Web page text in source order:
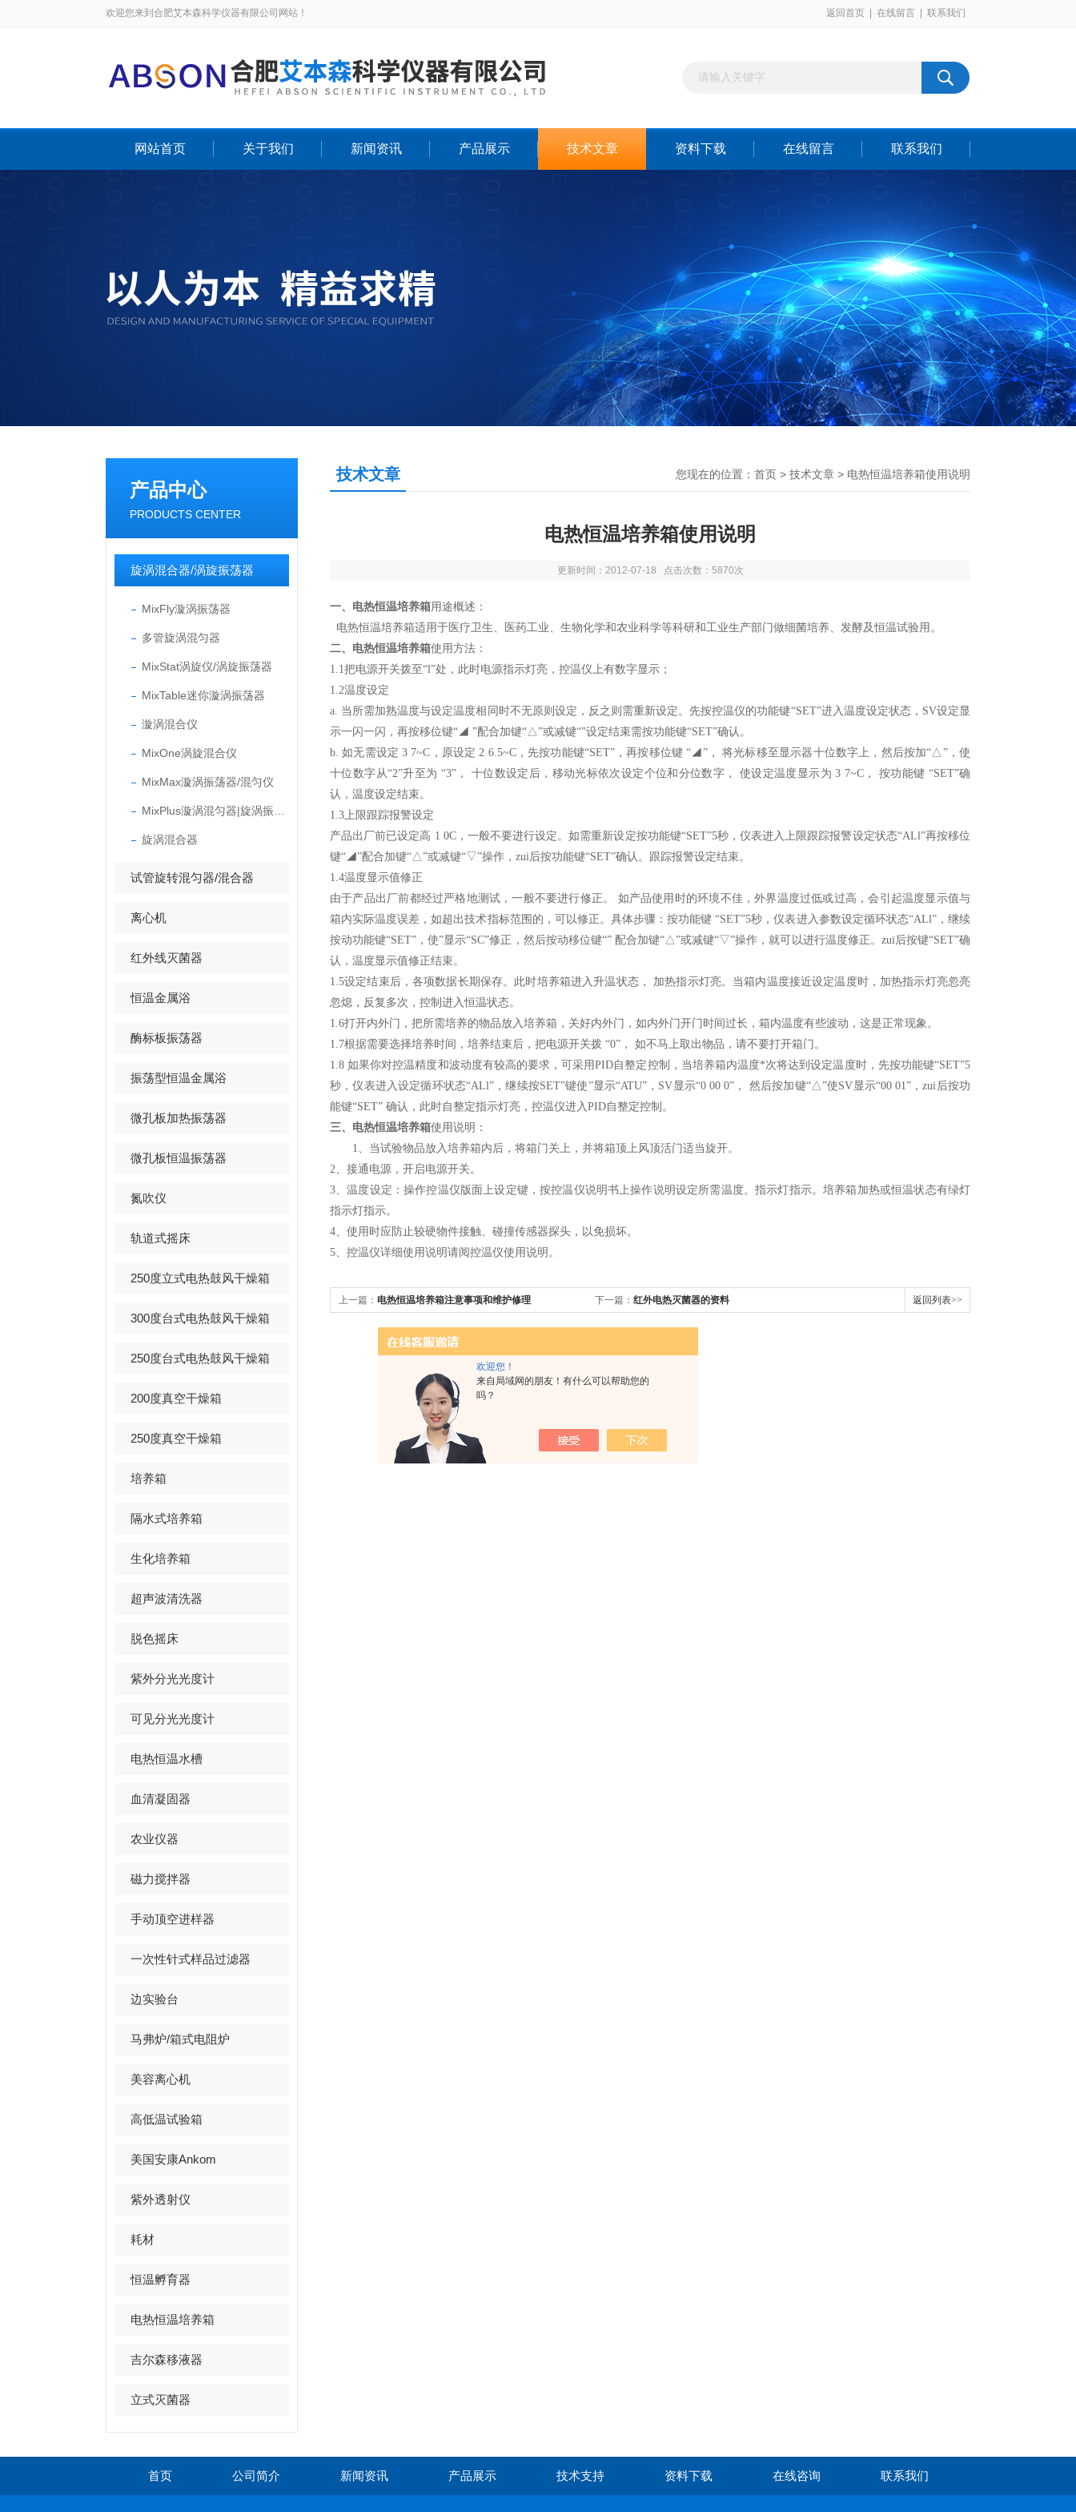
欢迎您！
来自局域网的朋友！有什么可以帮助您的
吗？
欢迎您来到合肥艾本森科学仪器有限公司网站！ 返回首页 在线留言 联系我们
网站首页 关于我们 新闻资讯 产品展示 技术文章 资料下载 在线留言 联系我们
产品中心
PRODUCTS CENTER
旋涡混合器/涡旋振荡器
MixFly漩涡振荡器
多管旋涡混匀器
MixStat涡旋仪/涡旋振荡器
MixTable迷你漩涡振荡器
漩涡混合仪
MixOne涡旋混合仪
MixMax漩涡振荡器/混匀仪
旋涡混合器
试管旋转混匀器/混合器
离心机
红外线灭菌器
恒温金属浴
酶标板振荡器
振荡型恒温金属浴
微孔板加热振荡器
微孔板恒温振荡器
氮吹仪
轨道式摇床
250度立式电热鼓风干燥箱
300度台式电热鼓风干燥箱
250度台式电热鼓风干燥箱
200度真空干燥箱
250度真空干燥箱
培养箱
隔水式培养箱
生化培养箱
超声波清洗器
脱色摇床
紫外分光光度计
可见分光光度计
电热恒温水槽
血清凝固器
农业仪器
磁力搅拌器
手动顶空进样器
一次性针式样品过滤器
边实验台
马弗炉/箱式电阻炉
美容离心机
高低温试验箱
美国安康Ankom
紫外透射仪
耗材
恒温孵育器
电热恒温培养箱
吉尔森移液器
立式灭菌器
技术文章 您现在的位置： 首页 > 技术文章 > 电热恒温培养箱使用说明
电热恒温培养箱使用说明
更新时间：2012-07-18 点击次数：5870次
一、 电热恒温培养箱用途概述：
电热恒温培养箱适用于医疗卫生、医药工业、生物化学和农业科学等科研和工业生产部门做细菌培养、发酵及恒温试验用。
二、电热恒温培养箱使用方法：
1.1把电源开关拨至“l”处，此时电源指示灯亮，控温仪上有数字显示；
1.2温度设定
a. 当所需加熟温度与设定温度相同时不无原则设定，反之则需重新设定。先按控温仪的功能键“SET”进入温度设定状态，SV设定显
示一闪一闪，再按移位键“◢ ”配合加键“△”或减键“”设定结束需按功能键“SET”确认。
b. 如无需设定 3 7~C，原设定 2 6.5~C，先按功能键“SET”，再按移位键 “◢”， 将光标移至显示器十位数字上，然后按加“△”，使
十位数字从“2”升至为 “3”， 十位数设定后，移动光标依次设定个位和分位数字， 使设定温度显示为 3 7~C， 按功能键 “SET”确
认，温度设定结束。
1.3上限跟踪报警设定
产品出厂前已设定高 1 0C，一般不要进行设定。如需重新设定按功能键“SET”5秒，仪表进入上限跟踪报警设定状态“ALl”再按移位
键“◢”配合加键“△”或减键“▽”操作，zui后按功能键“SET”确认。跟踪报警设定结束。
1.4温度显示值修正
由于产品出厂前都经过严格地测试，一般不要进行修正。 如产品使用时的环境不佳，外界温度过低或过高，会引起温度显示值与
箱内实际温度误差，如超出技术指标范围的，可以修正。具体步骤：按功能键 “SET”5秒，仪表进入参数设定循环状态“ALl”，继续
按动功能键“SET”，使”显示“SC”修正，然后按动移位键“” 配合加键“△”或减键“▽”操作，就可以进行温度修正。zui后按键“SET”确
认，温度显示值修正结束。
1.5设定结束后，各项数据长期保存。此时培养箱进入升温状态， 加热指示灯亮。当箱内温度接近设定温度时，加热指示灯亮忽亮
忽熄，反复多次，控制进入恒温状态。
1.6打开内外门，把所需培养的物品放入培养箱，关好内外门，如内外门开门时间过长，箱内温度有些波动，这是正常现象。
1.7根据需要选择培养时间，培养结束后，把电源开关拨 “0”， 如不马上取出物品，请不要打开箱门。
1.8 如果你对控温精度和波动度有较高的要求，可采用PID自整定控制，当培养箱内温度*次将达到设定温度时，先按功能键“SET”5
秒，仪表进入设定循环状态“ALl”，继续按SET”键使”显示“ATU”，SV显示“0 00 0”， 然后按加键“△”使SV显示“00 01”，zui后按功
能键“SET” 确认，此时自整定指示灯亮，控温仪进入PID自整定控制。
三、电热恒温培养箱使用说明：
1、当试验物品放入培养箱内后，将箱门关上，并将箱顶上风顶活门适当旋开。
2、接通电源，开启电源开关。
3、温度设定：操作控温仪版面上设定键，按控温仪说明书上操作说明设定所需温度。指示灯指示。培养箱加热或恒温状态有绿灯
指示灯指示。
4、使用时应防止较硬物件接触、碰撞传感器探头，以免损坏。
5、控温仪详细使用说明请阅控温仪使用说明。
上一篇： 电热恒温培养箱注意事项和维护修理 下一篇： 红外电热灭菌器的资料 返回列表>>
首页 公司简介 新闻资讯 产品展示 技术支持 资料下载 在线咨询 联系我们